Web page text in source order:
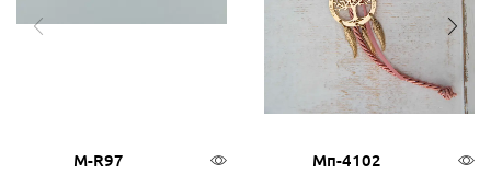
Μ-R97 Μπ-4102